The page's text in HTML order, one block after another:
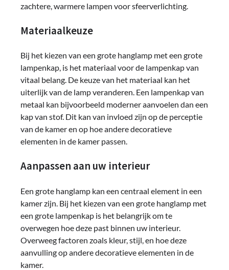
zachtere, warmere lampen voor sfeerverlichting.
Materiaalkeuze
Bij het kiezen van een grote hanglamp met een grote
lampenkap, is het materiaal voor de lampenkap van
vitaal belang. De keuze van het materiaal kan het
uiterlijk van de lamp veranderen. Een lampenkap van
metaal kan bijvoorbeeld moderner aanvoelen dan een
kap van stof. Dit kan van invloed zijn op de perceptie
van de kamer en op hoe andere decoratieve
elementen in de kamer passen.
Aanpassen aan uw interieur
Een grote hanglamp kan een centraal element in een
kamer zijn. Bij het kiezen van een grote hanglamp met
een grote lampenkap is het belangrijk om te
overwegen hoe deze past binnen uw interieur.
Overweeg factoren zoals kleur, stijl, en hoe deze
aanvulling op andere decoratieve elementen in de
kamer.